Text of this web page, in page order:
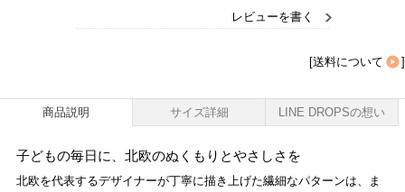
レビューを書く
[送料について ]
商品説明 サイズ詳細 LINE DROPSの想い
子どもの毎日に、北欧のぬくもりとやさしさを
北欧を代表するデザイナーが丁寧に描き上げた繊細なパターンは、ま